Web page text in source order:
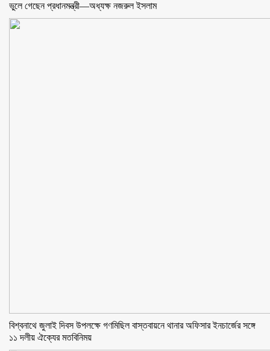
ভুলে গেছেন প্রধানমন্ত্রী—অধ্যক্ষ নজরুল ইসলাম
বিশ্বনাথে জুলাই দিবস উপলক্ষে গণমিছিল বাস্তবায়নে থানার অফিসার ইনচার্জের সঙ্গে
১১ দলীয় ঐক্যের মতবিনিময়